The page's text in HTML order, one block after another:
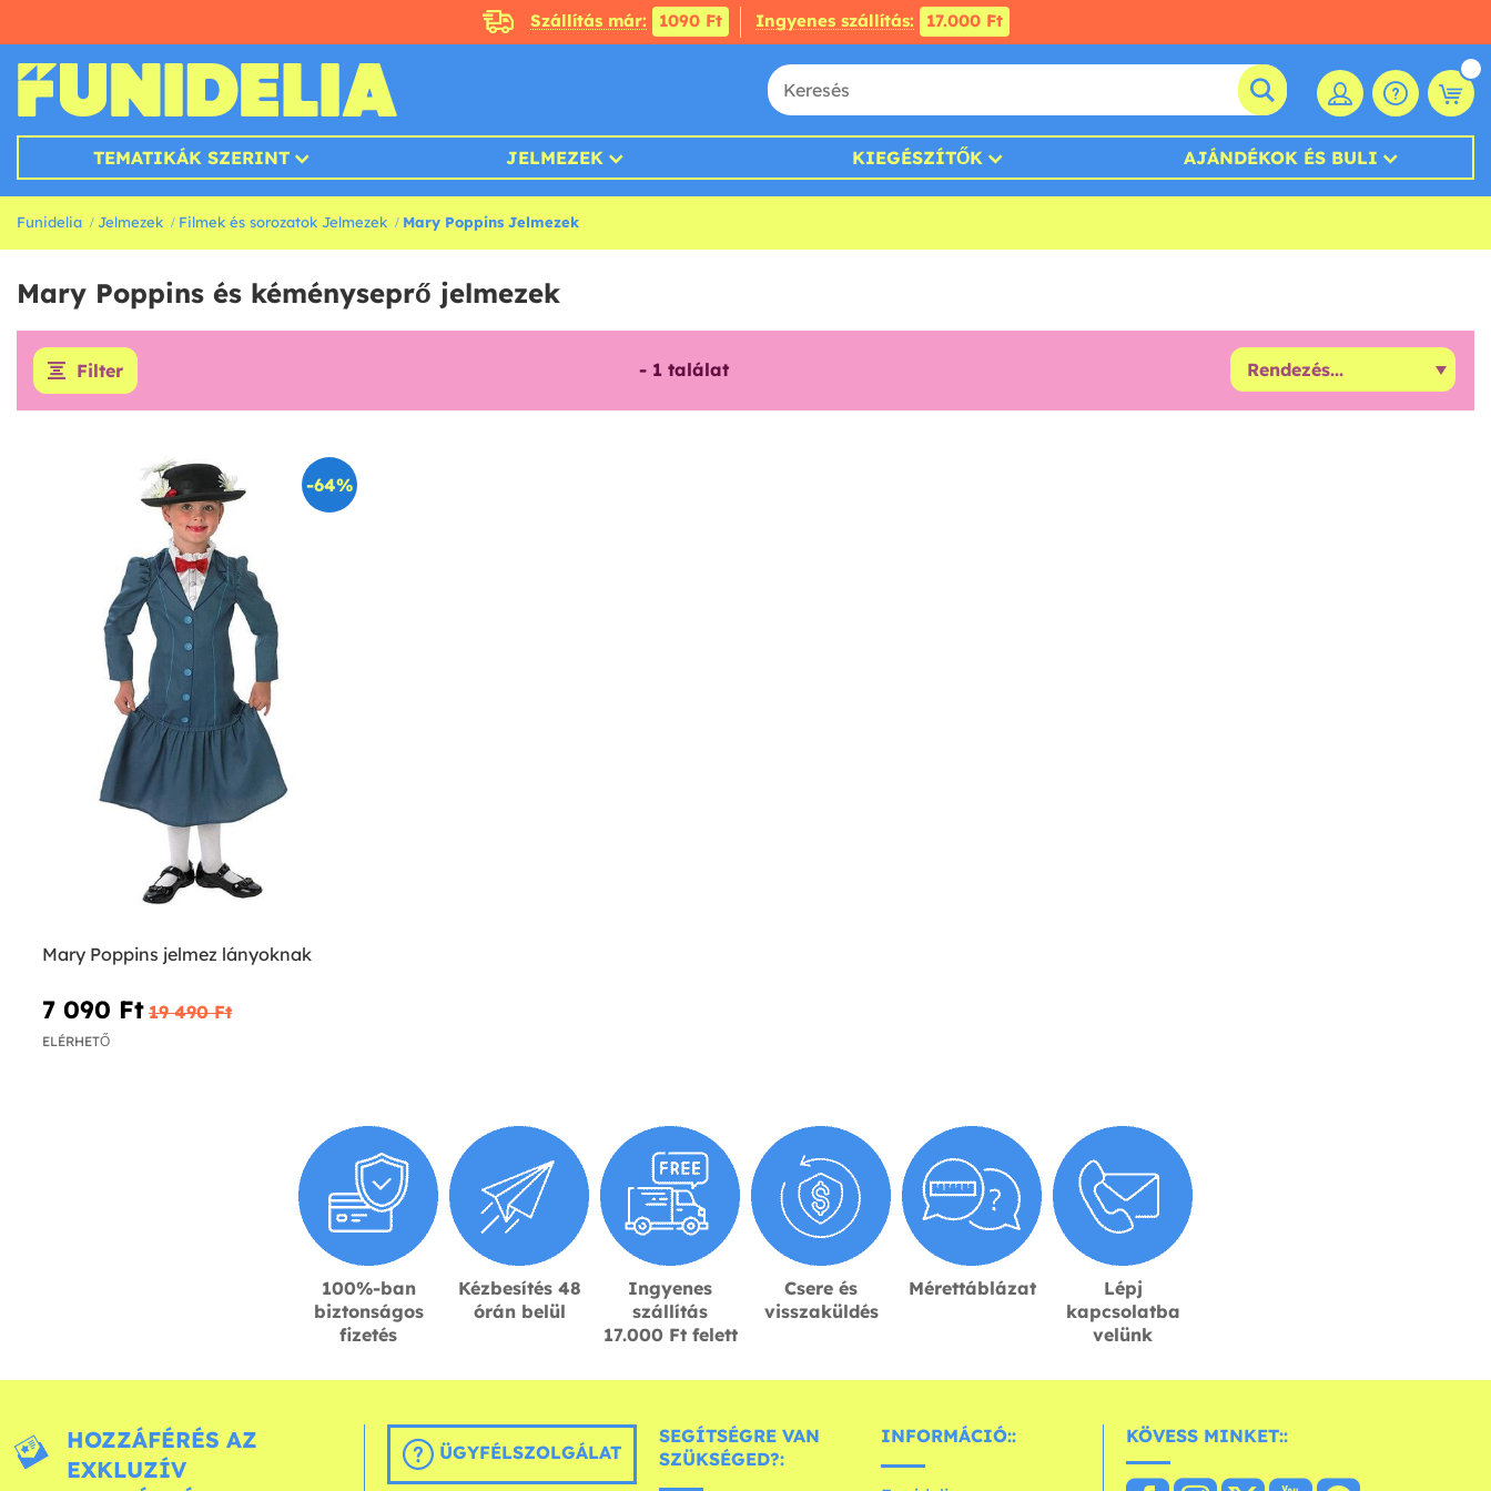
Szállítás már: 1090 Ft Ingyenes szállítás: 17.000 Ft
TEMATIKÁK SZERINT JELMEZEK KIEGÉSZÍTŐK AJÁNDÉKOK ÉS BULI
Funidelia Jelmezek Filmek és sorozatok Jelmezek Mary Poppins Jelmezek
Mary Poppins és kéményseprő jelmezek
Filter - 1 találat
-64%
Mary Poppins jelmez lányoknak
7 090 Ft‎ 19 490 Ft‎
ELÉRHETŐ
100%-ban
biztonságos
fizetés
Kézbesítés 48
órán belül
Ingyenes
szállítás
17.000 Ft felett
Csere és
visszaküldés
Mérettáblázat
Lépj
kapcsolatba
velünk
HOZZÁFÉRÉS AZ
EXKLUZÍV
ÜGYFÉLSZOLGÁLAT
SEGÍTSÉGRE VAN
SZÜKSÉGED?:
INFORMÁCIÓ:: KÖVESS MINKET::